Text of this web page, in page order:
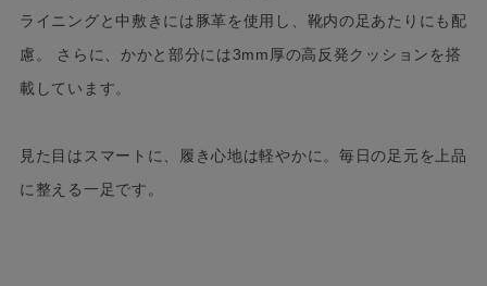
ライニングと中敷きには豚革を使用し、靴内の足あたりにも配
慮。 さらに、かかと部分には3mm厚の高反発クッションを搭
載しています。
見た目はスマートに、履き心地は軽やかに。毎日の足元を上品
に整える一足です。